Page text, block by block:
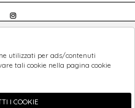
utilizzati per ads/contenuti
tali cookie nella pagina cookie
I COOKIE